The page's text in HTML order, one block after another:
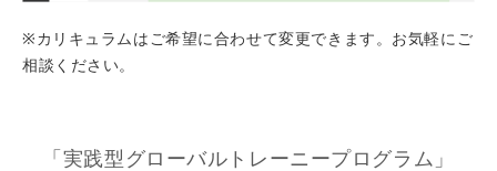
※カリキュラムはご希望に合わせて変更できます。お気軽にご
相談ください。
「実践型グローバルトレーニープログラム」